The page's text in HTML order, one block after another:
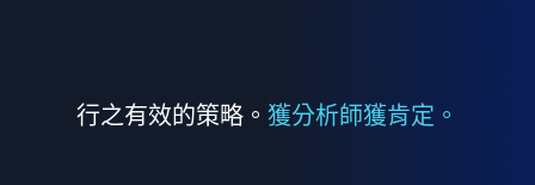
行之有效的策略。 獲分析師獲肯定。